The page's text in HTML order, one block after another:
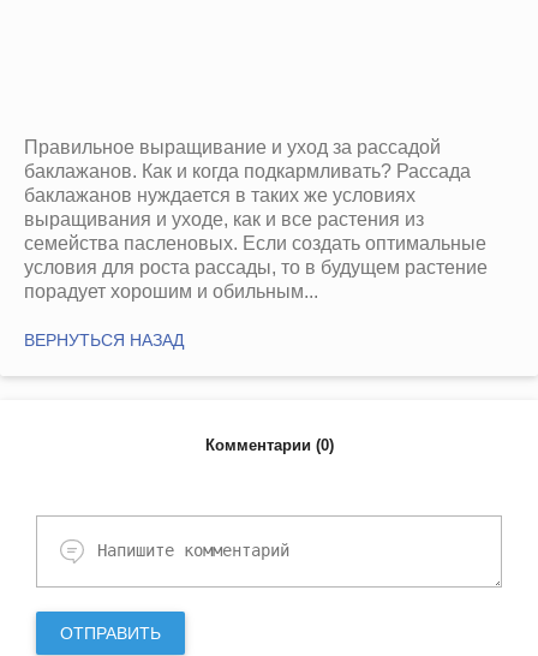
Правильное выращивание и уход за рассадой
баклажанов. Как и когда подкармливать? Рассада
баклажанов нуждается в таких же условиях
выращивания и уходе, как и все растения из
семейства пасленовых. Если создать оптимальные
условия для роста рассады, то в будущем растение
порадует хорошим и обильным...
ВЕРНУТЬСЯ НАЗАД
Комментарии (0)
ОТПРАВИТЬ